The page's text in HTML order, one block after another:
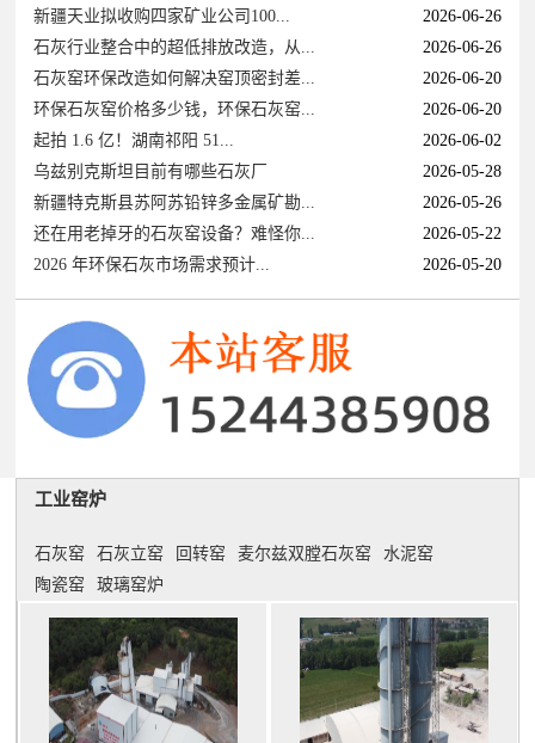
2026-06-26
新疆天业拟收购四家矿业公司100...
2026-06-26
石灰行业整合中的超低排放改造，从...
2026-06-20
石灰窑环保改造如何解决窑顶密封差...
2026-06-20
环保石灰窑价格多少钱，环保石灰窑...
2026-06-02
起拍 1.6 亿！湖南祁阳 51...
2026-05-28
乌兹别克斯坦目前有哪些石灰厂
2026-05-26
新疆特克斯县苏阿苏铅锌多金属矿勘...
2026-05-22
还在用老掉牙的石灰窑设备？难怪你...
2026-05-20
2026 年环保石灰市场需求预计...
工业窑炉
石灰窑 石灰立窑 回转窑 麦尔兹双膛石灰窑
水泥窑
陶瓷窑
玻璃窑炉